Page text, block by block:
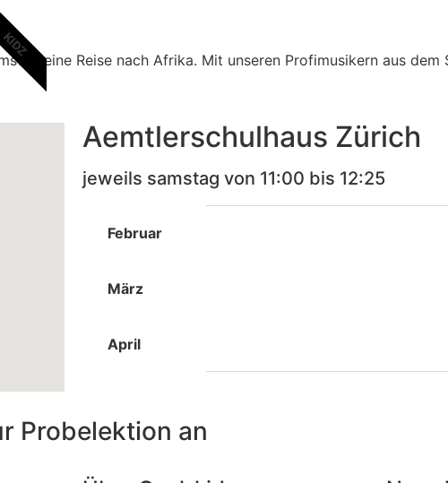
KIDZ
eine Reise nach Afrika. Mit unseren Profimusikern aus dem
Aemtlerschulhaus Zürich
jeweils samstag von 11:00 bis 12:25
Februar
März
April
Probelektion an